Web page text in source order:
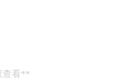
查看**